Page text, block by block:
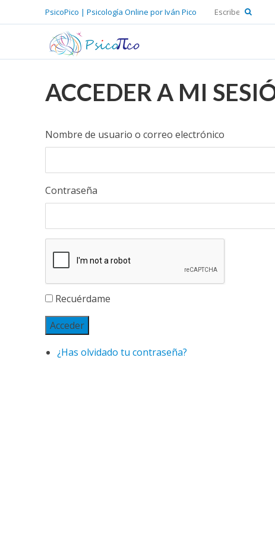
PsicoPico | Psicología Online por Iván Pico
ACCEDER A MI
Nombre de usuario o correo electrónico
Contraseña
Recuérdame
Acceder
¿Has olvidado tu contraseña?